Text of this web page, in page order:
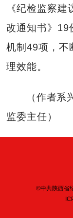
《纪检监察
改通知书》19
机制49项，不
理效能。
（作者
监委主任）
©中共陕西省